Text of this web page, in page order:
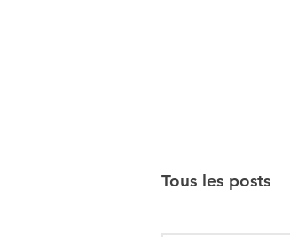
Tous les posts